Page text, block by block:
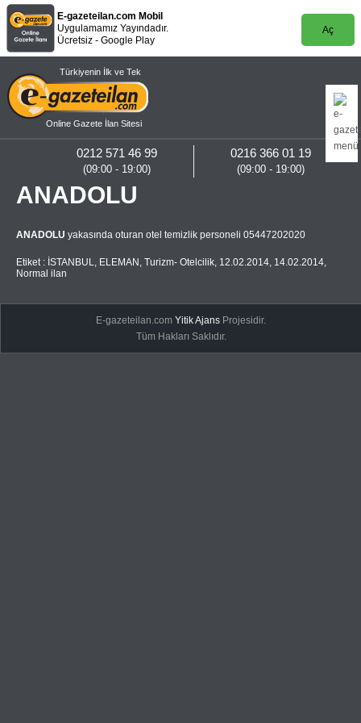
E-gazeteilan.com Mobil
Uygulamamız Yayındadır.
Ücretsiz - Google Play
Aç
Türkiyenin İlk ve Tek
Online Gazete İlan Sitesi
0216 366 01 19
(09:00 - 19:00)
0212 571 46 99
(09:00 - 19:00)
ANADOLU
ANADOLU yakasında oturan otel temizlik personeli 05447202020
Etiket : İSTANBUL, ELEMAN , Turizm- Otelcilik, 12.02.2014, 14.02.2014,
Normal ilan
E-gazeteilan.comYitik Ajans Projesidir.
Tüm Hakları Saklıdır.